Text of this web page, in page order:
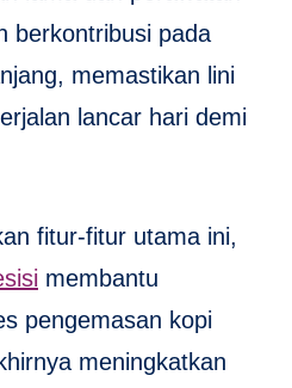
berkontribusi pada
memastikan lini
lancar hari demi
fitur-fitur utama ini,
membantu
pengemasan kopi
meningkatkan